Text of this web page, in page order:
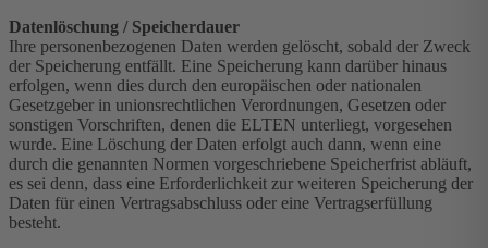
Datenlöschung / Speicherdauer
Ihre personenbezogenen Daten werden gelöscht, sobald der Zweck
der Speicherung entfällt. Eine Speicherung kann darüber hinaus
erfolgen, wenn dies durch den europäischen oder nationalen
Gesetzgeber in unionsrechtlichen Verordnungen, Gesetzen oder
sonstigen Vorschriften, denen die ELTEN unterliegt, vorgesehen
wurde. Eine Löschung der Daten erfolgt auch dann, wenn eine
durch die genannten Normen vorgeschriebene Speicherfrist abläuft,
es sei denn, dass eine Erforderlichkeit zur weiteren Speicherung der
Daten für einen Vertragsabschluss oder eine Vertragserfüllung
besteht.